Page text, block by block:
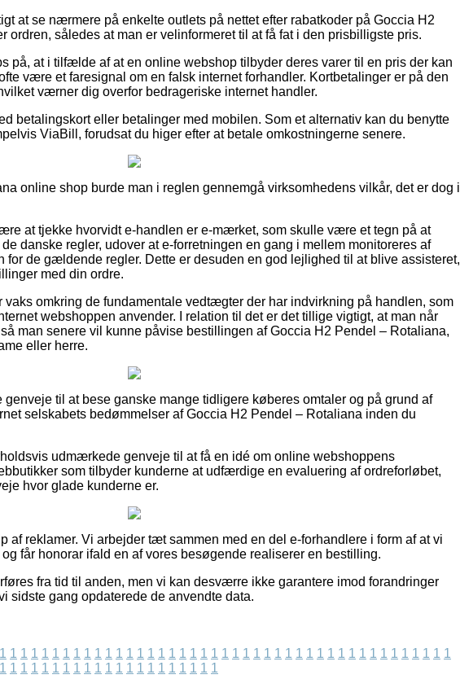
at se nærmere på enkelte outlets på nettet efter rabatkoder på Goccia H2
ordren, således at man er velinformeret til at få fat i den prisbilligste pris.
på, at i tilfælde af at en online webshop tilbyder deres varer til en pris der kan
være et faresignal om en falsk internet forhandler. Kortbetalinger er på den
værner dig overfor bedrageriske internet handler.
betalingskort eller betalinger med mobilen. Som et alternativ kan du benytte
ViaBill, forudsat du higer efter at betale omkostningerne senere.
online shop burde man i reglen gennemgå virksomhedens vilkår, det er dog i
at tjekke hvorvidt e-handlen er e-mærket, som skulle være et tegn på at
danske regler, udover at e-forretningen en gang i mellem monitoreres af
for de gældende regler. Dette er desuden en god lejlighed til at blive assisteret,
med din ordre.
vaks omkring de fundamentale vedtægter der har indvirkning på handlen, som
webshoppen anvender. I relation til det er det tillige vigtigt, at man når
man senere vil kunne påvise bestillingen af Goccia H2 Pendel – Rotaliana,
eller herre.
til at bese ganske mange tidligere køberes omtaler og på grund af
selskabets bedømmelser af Goccia H2 Pendel – Rotaliana inden du
udmærkede genveje til at få en idé om online webshoppens
som tilbyder kunderne at udfærdige en evaluering af ordreforløbet,
hvor glade kunderne er.
af reklamer. Vi arbejder tæt sammen med en del e-forhandlere i form af at vi
får honorar ifald en af vores besøgende realiserer en bestilling.
fra tid til anden, men vi kan desværre ikke garantere imod forandringer
sidste gang opdaterede de anvendte data.
1 1 1 1 1 1 1 1 1 1 1 1 1 1 1 1 1 1 1 1 1 1 1 1 1 1 1 1 1 1 1 1 1 1 1 1 1 1 1 1 1 1 1
1 1 1 1 1 1 1 1 1 1 1 1 1 1 1 1 1 1 1 1 1